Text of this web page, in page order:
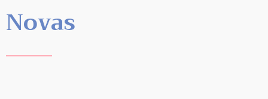
Novas